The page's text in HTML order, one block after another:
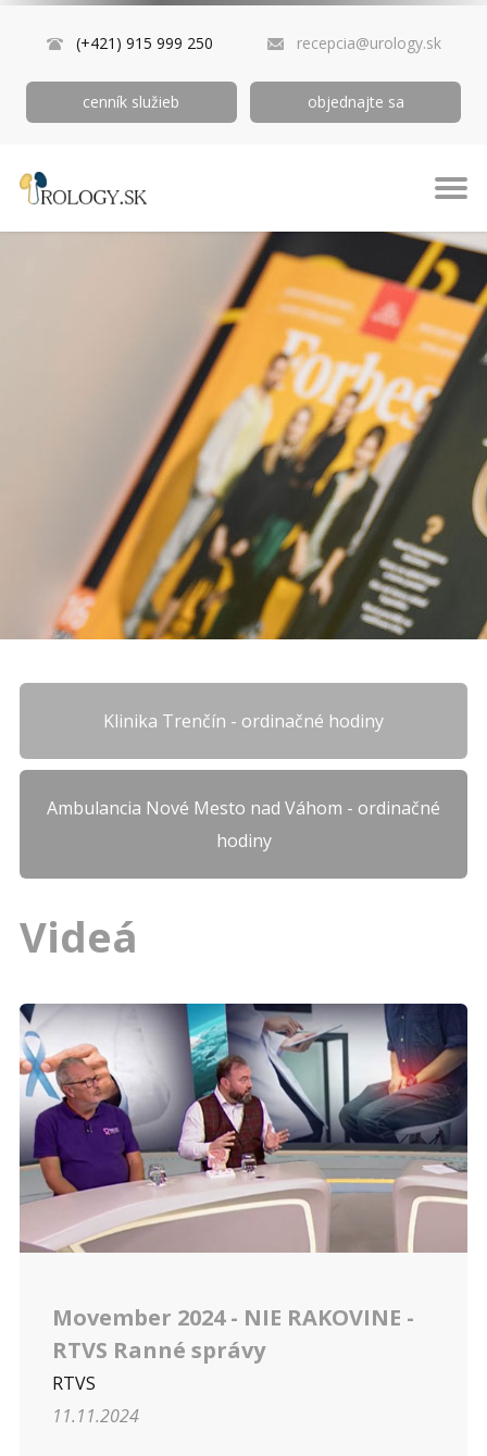
(+421) 915 999 250 recepcia@urology.sk
cenník služieb objednajte sa
Klinika Trenčín - ordinačné hodiny
Ambulancia Nové Mesto nad Váhom - ordinačné
hodiny
Videá
Movember 2024 - NIE RAKOVINE -
RTVS Ranné správy
RTVS
11.11.2024